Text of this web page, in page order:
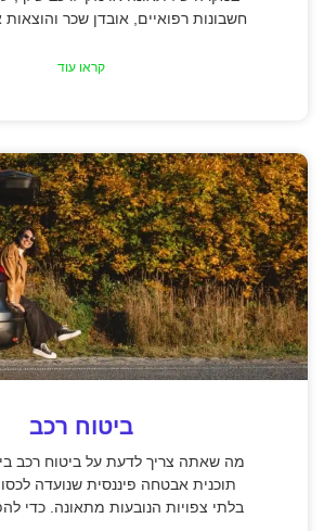
חשבונות רפואיים, אובדן שכר והוצאות
קראו עוד
ביטוח רכב
מה שאתה צריך לדעת על ביטוח רכב
תוכנית אבטחה פיננסית שנועדה
בלתי צפויות הנובעות מתאונה. כדי